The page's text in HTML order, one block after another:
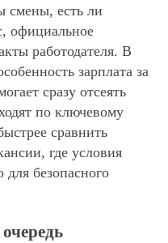
смены, есть ли
официальное
работодателя. В
зарплата за
сразу отсеять
по ключевому
сравнить
где условия
безопасного